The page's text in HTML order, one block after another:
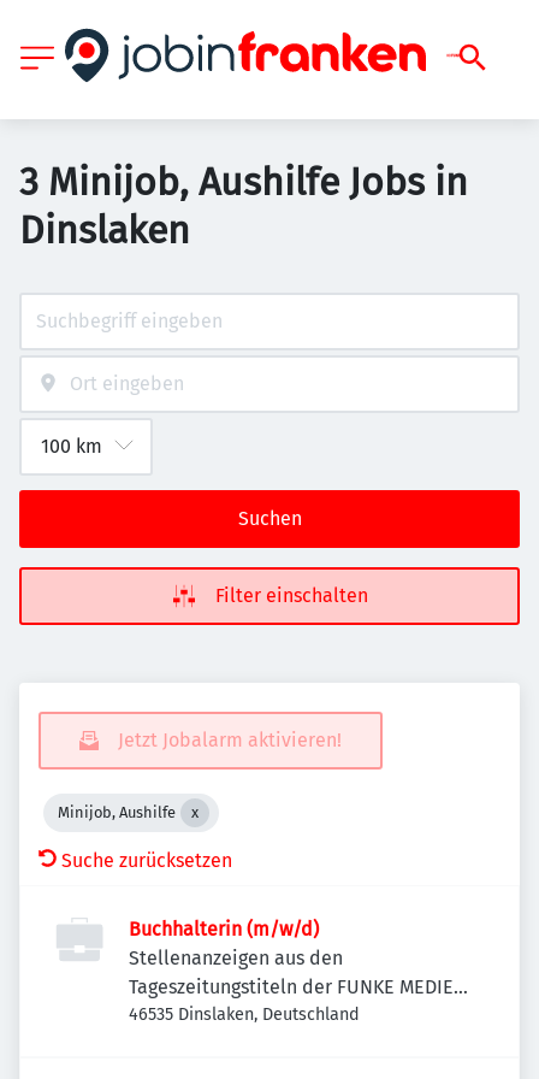
3 Minijob, Aushilfe Jobs in
Dinslaken
Suchen
Filter einschalten
Jetzt Jobalarm aktivieren!
Minijob, Aushilfe
Suche zurücksetzen
Buchhalterin (m/w/d)
Stellenanzeigen aus den
Tageszeitungstiteln der FUNKE MEDIEN
NRW
46535 Dinslaken, Deutschland